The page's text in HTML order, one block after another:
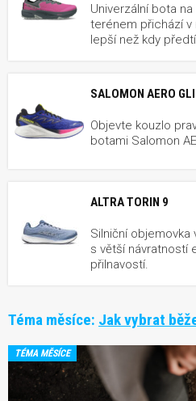
Univerzální bota
terénem přichází v
lepší než kdy
SALOMON AERO
Objevte kouzlo
botami Salomon
ALTRA TORIN 9
Silniční objemovka
s větší návratností
přilnavostí.
Téma měsíce: Jak vybrat
TÉMA MĚSÍCE